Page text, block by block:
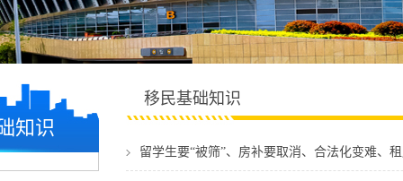
知识
移民基础知识
留学生要“被筛”、房补要取消、合法化变难